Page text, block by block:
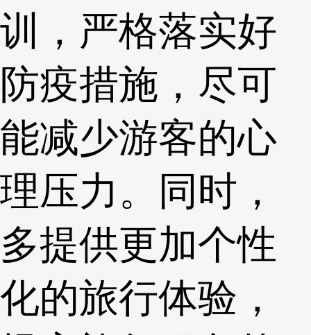
训，严格落实好
防疫措施，尽可
能减少游客的心
理压力。同时，
多提供更加个性
化的旅行体验，